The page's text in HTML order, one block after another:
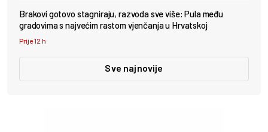
Brakovi gotovo stagniraju, razvoda sve više: Pula među
gradovima s najvećim rastom vjenčanja u Hrvatskoj
Prije 12 h
Sve najnovije